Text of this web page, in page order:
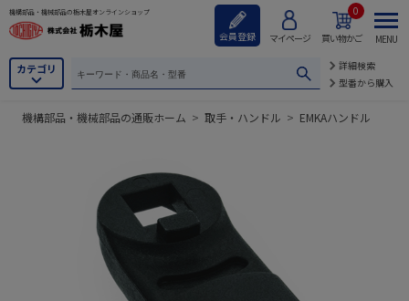
機構部品・機械部品の栃木屋オンラインショップ
会員登録 マイページ 買い物かご
0
カテゴリ
詳細検索
型番から購入
MENU
機構部品・機械部品の通販ホーム > 取手・ハンドル > EMKAハンドル